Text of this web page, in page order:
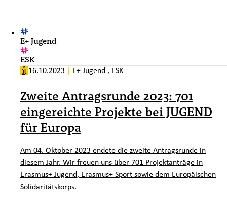
E+ Jugend
ESK
16.10.2023 | E+ Jugend , ESK
Zweite Antragsrunde 2023: 701
eingereichte Projekte bei JUGEND
für Europa
Am 04. Oktober 2023 endete die zweite Antragsrunde in
diesem Jahr. Wir freuen uns über 701 Projektanträge in
Erasmus+ Jugend, Erasmus+ Sport sowie dem Europäischen
Solidaritätskorps.